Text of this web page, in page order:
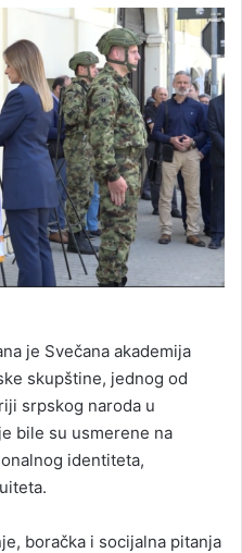
je Svečana akademija
skupštine, jednog od
srpskog naroda u
bile su usmerene na
identiteta,
boračka i socijalna pitanja